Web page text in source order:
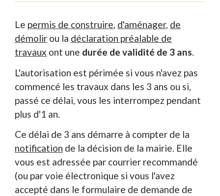
Le permis de construire, d'aménager, de
démolir ou la déclaration préalable de
travaux ont une durée de validité de 3 ans.
L'autorisation est périmée si vous n'avez pas
commencé les travaux dans les 3 ans ou si,
passé ce délai, vous les interrompez pendant
plus d'1 an.
Ce délai de 3 ans démarre à compter de la
notification de la décision de la mairie. Elle
vous est adressée par courrier recommandé
(ou par voie électronique si vous l'avez
accepté dans le formulaire de demande de